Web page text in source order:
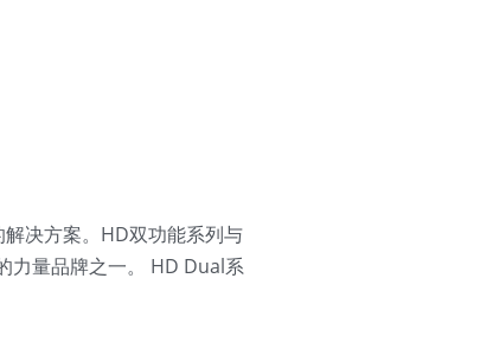
决方案。HD双功能系列与
力量品牌之一。 HD Dual系